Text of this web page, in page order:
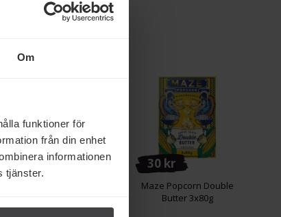
Om
funktioner för
från din enhet
informationen
tjänster.
21 kr 30 kr
Maze Popcorn Double
Butter 3x80g